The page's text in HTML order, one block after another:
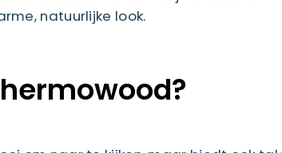
natuurlijke look.